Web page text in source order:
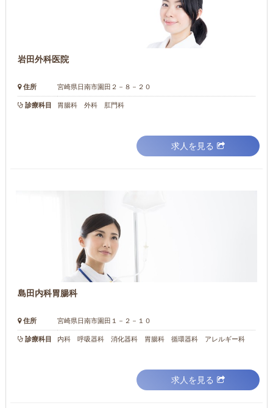
岩田外科医院
住所 宮崎県日南市園田２－８－２０
診療科目 胃腸科 外科 肛門科
求人を見る
島田内科胃腸科
住所 宮崎県日南市園田１－２－１０
診療科目 内科 呼吸器科 消化器科 胃腸科 循環器科 アレルギー科
求人を見る